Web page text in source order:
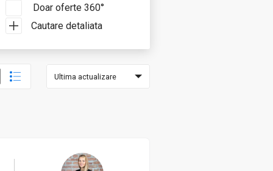
Doar oferte 360°
Cautare detaliata
Ultima actualizare